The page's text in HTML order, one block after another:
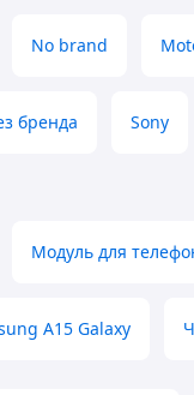
No brand
бренда Sony
Модуль для
A15 Galaxy